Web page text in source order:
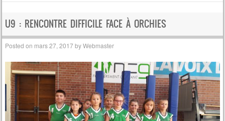
U9 : RENCONTRE DIFFICILE FACE À ORCHIES
Posted on mars 27, 2017byWebmaster